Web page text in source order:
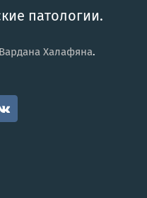
патологии.
Вардана Халафяна.